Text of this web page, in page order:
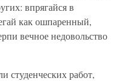
впрягайся в
как ошпаренный,
вечное недовольство
студенческих работ,